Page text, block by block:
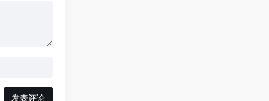
发表评论